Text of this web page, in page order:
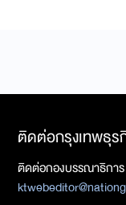
ติดต่อกรุงเทพธุร
ติดต่อกองบรรณาธิการ